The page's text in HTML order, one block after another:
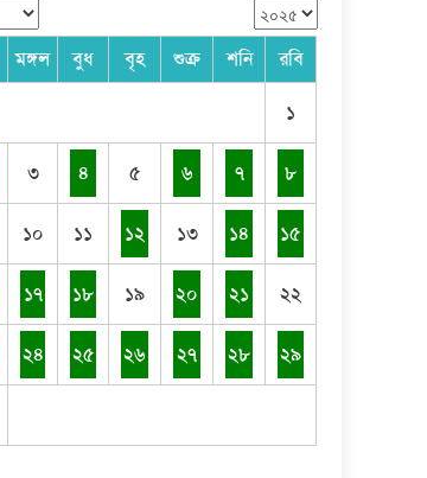
মঙ্গল বুধ বৃহ শুক্র শনি রবি
১
৩ ৪ ৫ ৬ ৭ ৮
১০ ১১ ১২ ১৩ ১৪ ১৫
১৭ ১৮ ১৯ ২০ ২১ ২২
২৪ ২৫ ২৬ ২৭ ২৮ ২৯